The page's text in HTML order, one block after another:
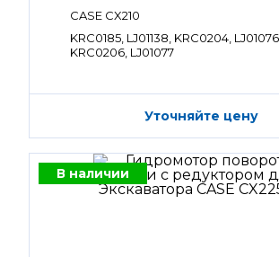
CASE CX210
KRC0185, LJ01138, KRC0204,
KRC0206, LJ01077
Уточняйте цену
В наличии